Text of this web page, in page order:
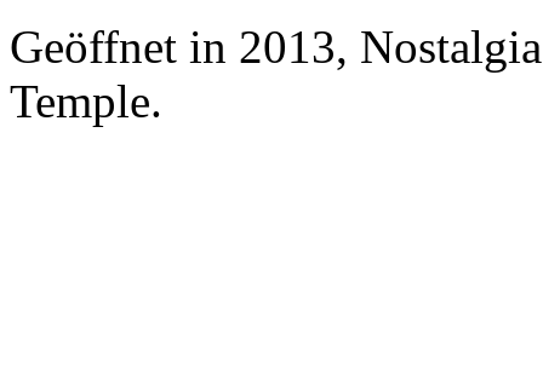
Geöffnet in 2013,
Temple.